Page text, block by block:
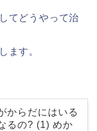
てどうやって治
ます。
からだにはいる
るの? (1) めか